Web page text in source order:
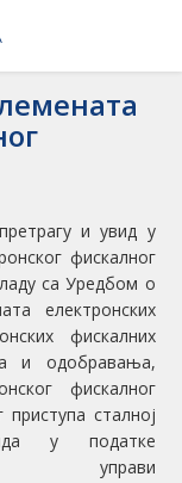
и увид у
фискалног
са Уредбом о
електронских
фискалних
и одобравања,
фискалног
приступа сталној
у податке
управи